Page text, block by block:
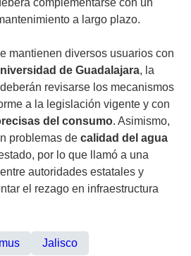
complementarse con un
a largo plazo.
mantienen diversos usuarios con
de Guadalajara, la
revisarse los mecanismos
a la legislación vigente y con
del consumo. Asimismo,
problemas de calidad del agua
por lo que llamó a una
entre autoridades estatales y
el rezago en infraestructura
Jalisco